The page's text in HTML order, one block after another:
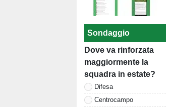
Sondaggio
Dove va rinforzata
maggiormente la
squadra in estate?
Difesa
Centrocampo